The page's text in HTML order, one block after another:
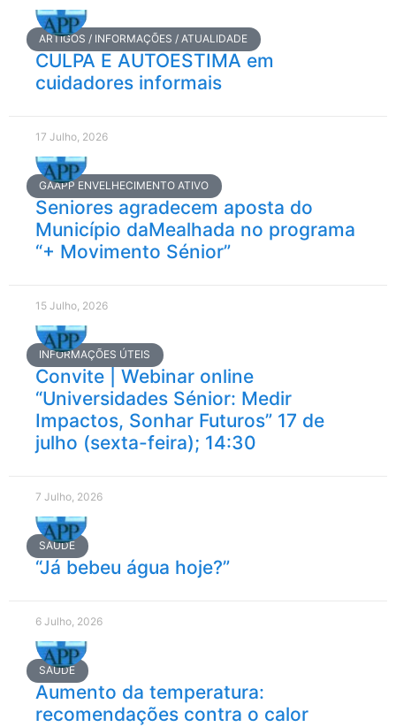
ARTIGOS / INFORMAÇÕES / ATUALIDADE
CULPA E AUTOESTIMA em
cuidadores informais
17 Julho, 2026
GAAPP ENVELHECIMENTO ATIVO
Seniores agradecem aposta do
Município daMealhada no programa
“+ Movimento Sénior”
15 Julho, 2026
INFORMAÇÕES ÚTEIS
Convite | Webinar online
“Universidades Sénior: Medir
Impactos, Sonhar Futuros” 17 de
julho (sexta-feira); 14:30
7 Julho, 2026
SAÚDE
“Já bebeu água hoje?”
6 Julho, 2026
SAÚDE
Aumento da temperatura:
recomendações contra o calor